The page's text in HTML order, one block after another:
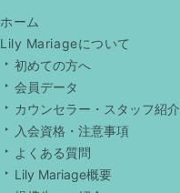
ホーム
Lily Mariageについて
初めての方へ
会員データ
カウンセラー・スタッフ紹介
入会資格・注意事項
よくある質問
Lily Mariage概要